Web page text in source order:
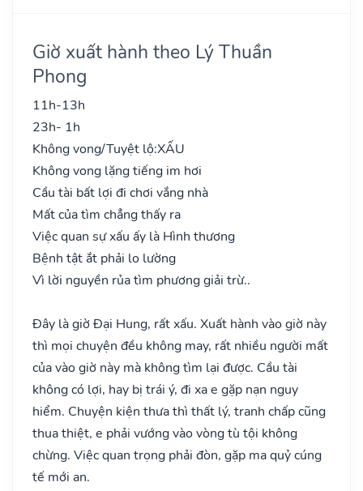
Giờ xuất hành theo Lý Thuần
Phong
11h-13h
23h- 1h
Không vong/Tuyệt lộ:XẤU
Không vong lặng tiếng im hơi
Cầu tài bất lợi đi chơi vắng nhà
Mất của tìm chẳng thấy ra
Việc quan sự xấu ấy là Hình thương
Bệnh tật ắt phải lo lường
Vì lời nguyền rủa tìm phương giải trừ..
Đây là giờ Đại Hung, rất xấu. Xuất hành vào giờ này
thì mọi chuyện đều không may, rất nhiều người mất
của vào giờ này mà không tìm lại được. Cầu tài
không có lợi, hay bị trái ý, đi xa e gặp nạn nguy
hiểm. Chuyện kiện thưa thì thất lý, tranh chấp cũng
thua thiệt, e phải vướng vào vòng tù tội không
chừng. Việc quan trọng phải đòn, gặp ma quỷ cúng
tế mới an.